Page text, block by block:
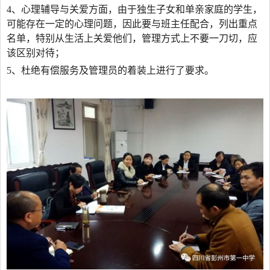
4、心理辅导与关爱方面，由于独生子女和单亲家庭的学生，
可能存在一定的心理问题，因此要与班主任配合，列出重点
名单，特别从生活上关爱他们，管理方式上不要一刀切，应
该区别对待；
5、杜绝有偿服务及管理员的着装上进行了要求。